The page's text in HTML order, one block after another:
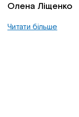
Олена Ліщенко
Читати більше